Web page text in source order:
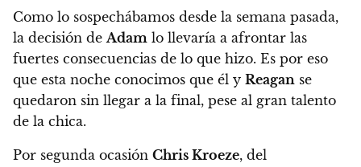
Como lo sospechábamos desde la semana pasada,
la decisión deAdam lo llevaría a afrontar las
fuertes consecuencias de lo que hizo. Es por eso
que esta noche conocimos que él y Reagan se
quedaron sin llegar a la final, pese al gran talento
de la chica.
Por segunda ocasión Chris Kroeze, del